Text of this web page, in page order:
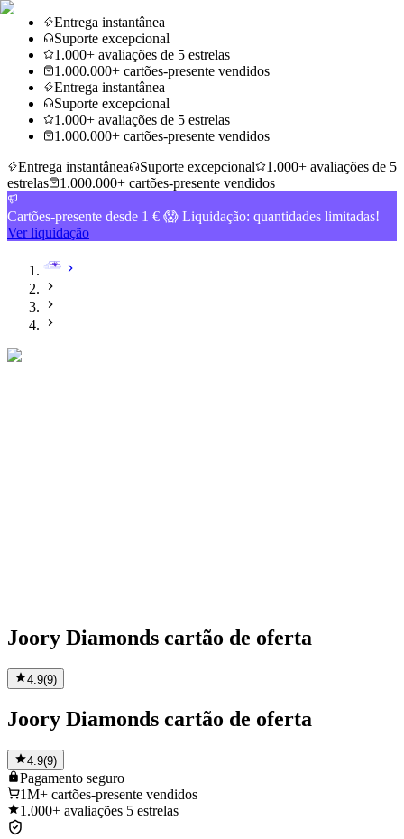
Entrega instantânea
Suporte excepcional
1.000+ avaliações de 5 estrelas
1.000.000+ cartões-presente vendidos
Entrega instantânea
Suporte excepcional
1.000+ avaliações de 5 estrelas
1.000.000+ cartões-presente vendidos
Entrega instantânea
Suporte excepcional
1.000+ avaliações de 5
estrelas
1.000.000+ cartões-presente vendidos
Cartões-presente desde 1 € 😱 Liquidação: quantidades limitadas!
Ver liquidação
Joory Diamonds cartão de oferta
4.9(9)
Joory Diamonds cartão de oferta
4.9(9)
Pagamento seguro
1M+ cartões-presente vendidos
1.000+ avaliações 5 estrelas